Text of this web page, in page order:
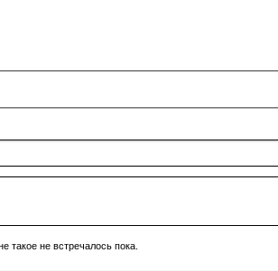
такое не встречалось пока.